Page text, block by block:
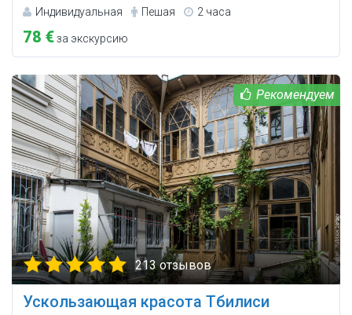
Индивидуальная Пешая 2 часа
78 €за экскурсию
213 отзывов
Ускользающая красота Тбилиси